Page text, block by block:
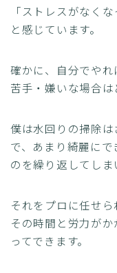
「ストレスがなく
と感じています。
確かに、自分でや
苦手・嫌いな場合は
僕は水回りの掃除
で、あまり綺麗に
のを繰り返してしま
それをプロに任せら
その時間と労力が
ってできます。